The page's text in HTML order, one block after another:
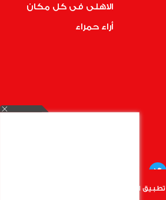
الاهلى فى كل مكان
أراء حمراء
تطبيق الأهلي.كوم متاح الأن